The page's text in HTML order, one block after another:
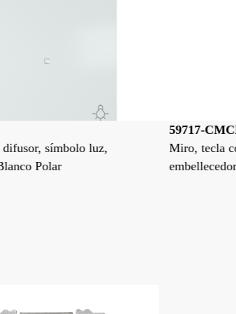
Miro, tecla con difusor, símbolo luz,
embellecedor, Carbono Metalizado